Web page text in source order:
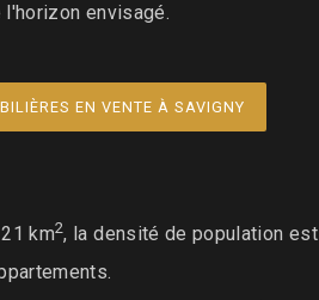
envisagé.
EN VENTE À SAVIGNY
km2, la densité de population